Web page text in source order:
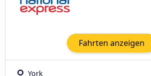
Fahrten anzeigen
York